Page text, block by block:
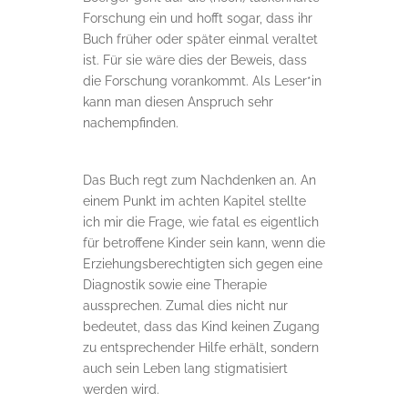
Forschung ein und hofft sogar, dass ihr
Buch früher oder später einmal veraltet
ist. Für sie wäre dies der Beweis, dass
die Forschung vorankommt. Als Leser*in
kann man diesen Anspruch sehr
nachempfinden.
Das Buch regt zum Nachdenken an. An
einem Punkt im achten Kapitel stellte
ich mir die Frage, wie fatal es eigentlich
für betroffene Kinder sein kann, wenn die
Erziehungsberechtigten sich gegen eine
Diagnostik sowie eine Therapie
aussprechen. Zumal dies nicht nur
bedeutet, dass das Kind keinen Zugang
zu entsprechender Hilfe erhält, sondern
auch sein Leben lang stigmatisiert
werden wird.